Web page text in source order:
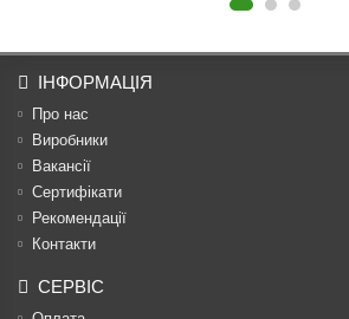
ІНФОРМАЦІЯ
Про нас
Виробники
Вакансії
Сертифікати
Рекомендації
Контакти
СЕРВІС